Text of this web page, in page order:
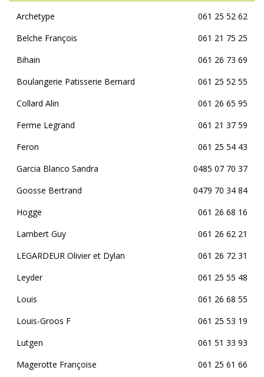
Archetype
061 25 52 62
Belche François
061 21 75 25
Bihain
061 26 73 69
Boulangerie Patisserie Bernard
061 25 52 55
Collard Alin
061 26 65 95
Ferme Legrand
061 21 37 59
Feron
061 25 54 43
Garcia Blanco Sandra
0485 07 70 37
Goosse Bertrand
0479 70 34 84
Hogge
061 26 68 16
Lambert Guy
061 26 62 21
LEGARDEUR Olivier et Dylan
061 26 72 31
Leyder
061 25 55 48
Louis
061 26 68 55
Louis-Groos F
061 25 53 19
Lutgen
061 51 33 93
Magerotte Françoise
061 25 61 66